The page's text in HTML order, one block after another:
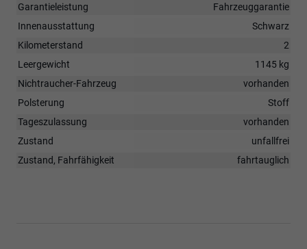
Garantieleistung
Fahrzeuggarantie
Innenausstattung
Schwarz
Kilometerstand
2
Leergewicht
1145 kg
Nichtraucher-Fahrzeug
vorhanden
Polsterung
Stoff
Tageszulassung
vorhanden
Zustand
unfallfrei
Zustand, Fahrfähigkeit
fahrtauglich